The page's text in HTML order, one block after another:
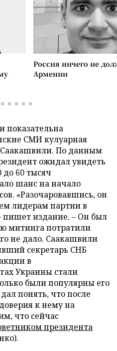
Россия ничего не
Армении
показательна
СМИ кулуарная
По данным
ожидал увидеть
до 60 тысяч
шанс на начало
«Разочаровавшись, он
лидерам партии в
пишет издание. – Он был
митинга потратили
не дало. Саакашвили
секретарь СНБ
в
Украины стали
были популярны его
понять, что после
к нему на
что сейчас
президента